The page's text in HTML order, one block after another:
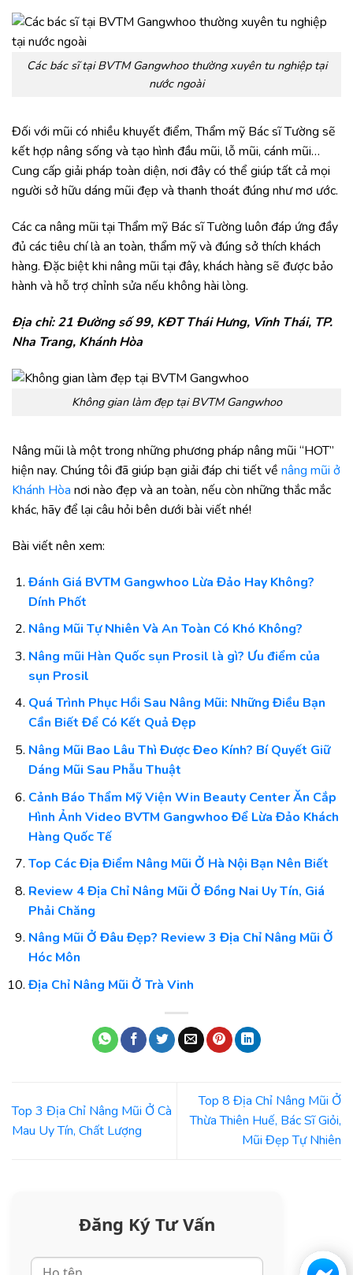
Các bác sĩ tại BVTM Gangwhoo thường xuyên tu nghiệp tại
nước ngoài
Đối với mũi có nhiều khuyết điểm, Thẩm mỹ Bác sĩ Tường sẽ
kết hợp nâng sống và tạo hình đầu mũi, lỗ mũi, cánh mũi…
Cung cấp giải pháp toàn diện, nơi đây có thể giúp tất cả mọi
người sở hữu dáng mũi đẹp và thanh thoát đúng như mơ ước.
Các ca nâng mũi tại Thẩm mỹ Bác sĩ Tường luôn đáp ứng đầy
đủ các tiêu chí là an toàn, thẩm mỹ và đúng sở thích khách
hàng. Đặc biệt khi nâng mũi tại đây, khách hàng sẽ được bảo
hành và hỗ trợ chỉnh sửa nếu không hài lòng.
Địa chỉ: 21 Đường số 99, KĐT Thái Hưng, Vĩnh Thái, TP.
Nha Trang, Khánh Hòa
Không gian làm đẹp tại BVTM Gangwhoo
Nâng mũi là một trong những phương pháp nâng mũi “HOT”
hiện nay. Chúng tôi đã giúp bạn giải đáp chi tiết về nâng mũi ở
Khánh Hòa nơi nào đẹp và an toàn, nếu còn những thắc mắc
khác, hãy để lại câu hỏi bên dưới bài viết nhé!
Bài viết nên xem:
Đánh Giá BVTM Gangwhoo Lừa Đảo Hay Không?
Dính Phốt
Nâng Mũi Tự Nhiên Và An Toàn Có Khó Không?
Nâng mũi Hàn Quốc sụn Prosil là gì? Ưu điểm của
sụn Prosil
Quá Trình Phục Hồi Sau Nâng Mũi: Những Điều Bạn
Cần Biết Để Có Kết Quả Đẹp
Nâng Mũi Bao Lâu Thì Được Đeo Kính? Bí Quyết Giữ
Dáng Mũi Sau Phẫu Thuật
Cảnh Báo Thẩm Mỹ Viện Win Beauty Center Ăn Cắp
Hình Ảnh Video BVTM Gangwhoo Để Lừa Đảo Khách
Hàng Quốc Tế
Top Các Địa Điểm Nâng Mũi Ở Hà Nội Bạn Nên Biết
Review 4 Địa Chỉ Nâng Mũi Ở Đồng Nai Uy Tín, Giá
Phải Chăng
Nâng Mũi Ở Đâu Đẹp? Review 3 Địa Chỉ Nâng Mũi Ở
Hóc Môn
Địa Chỉ Nâng Mũi Ở Trà Vinh
Top 3 Địa Chỉ Nâng Mũi Ở Cà
Mau Uy Tín, Chất Lượng
Top 8 Địa Chỉ Nâng Mũi Ở
Thừa Thiên Huế, Bác Sĩ Giỏi,
Mũi Đẹp Tự Nhiên
Đăng Ký Tư Vấn